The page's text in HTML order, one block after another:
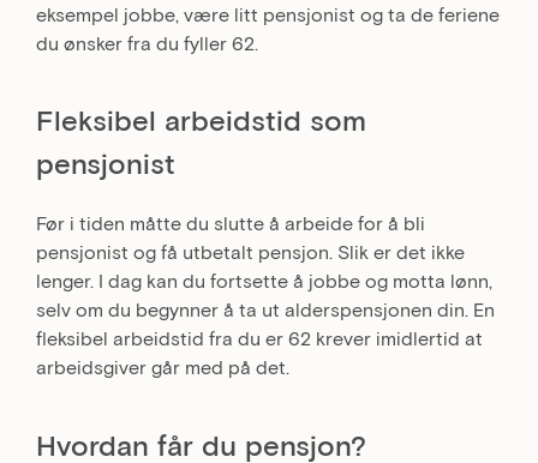
eksempel jobbe, være litt pensjonist og ta de feriene
du ønsker fra du fyller 62.
Fleksibel arbeidstid som
pensjonist
Før i tiden måtte du slutte å arbeide for å bli
pensjonist og få utbetalt pensjon. Slik er det ikke
lenger. I dag kan du fortsette å jobbe og motta lønn,
selv om du begynner å ta ut alderspensjonen din. En
fleksibel arbeidstid fra du er 62 krever imidlertid at
arbeidsgiver går med på det.
Hvordan får du pensjon?